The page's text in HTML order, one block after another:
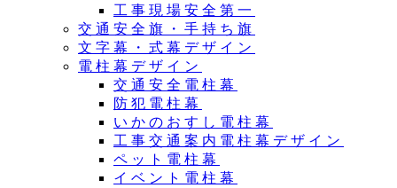
工事現場安全第一
交通安全旗・手持ち旗
文字幕・式幕デザイン
電柱幕デザイン
交通安全電柱幕
防犯電柱幕
いかのおすし電柱幕
工事交通案内電柱幕デザイン
ペット電柱幕
イベント電柱幕